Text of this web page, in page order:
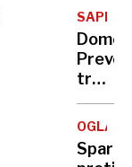
boljši
državi
Domen
Prevc
tretji,
slavil
s
skoraj
Spar